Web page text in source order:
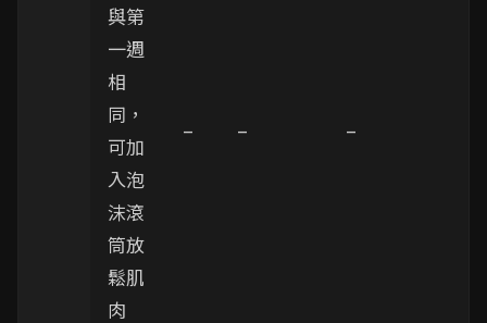
與第
一週
相
同，
可加
入泡
沫滾
筒放
鬆肌
肉
– – –